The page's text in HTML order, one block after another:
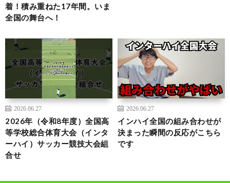
着！積み重ねた17年間。いま
全国の舞台へ！
2026.06.27
2026年（令和8年度）全国高
等学校総合体育大会（インタ
ーハイ）サッカー競技大会組
合せ
2026.06.27
インハイ全国の組み合わせが
決まった瞬間の反応がこちら
です